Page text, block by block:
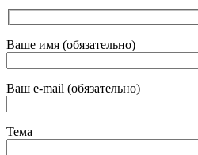
Ваше имя (обязательно)
Ваш e-mail (обязательно)
Тема